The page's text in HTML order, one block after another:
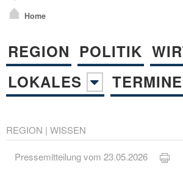
Home
REGION POLITIK
LOKALES
TERMINE
REGION | WISSEN
Pressemitteilung vom 23.05.2026